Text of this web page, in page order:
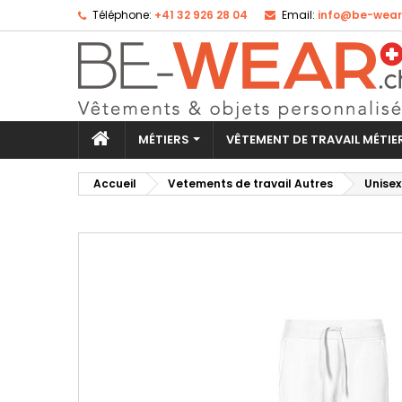
Téléphone: +41 32 926 28 04 Email: info@be-
MÉTIERS VÊTEMENT DE TRAVAIL
Accueil Vetements de travail Autres